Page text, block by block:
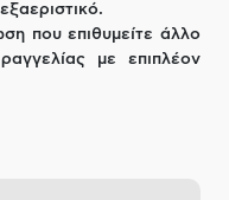
που επιθυμείτε άλλο
με επιπλέον